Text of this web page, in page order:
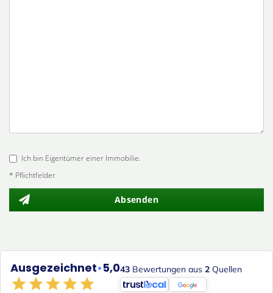
Ich bin Eigentümer einer Immobilie.
* Pflichtfelder
Absenden
Ausgezeichnet•5,043 Bewertungen aus 2 Quellen